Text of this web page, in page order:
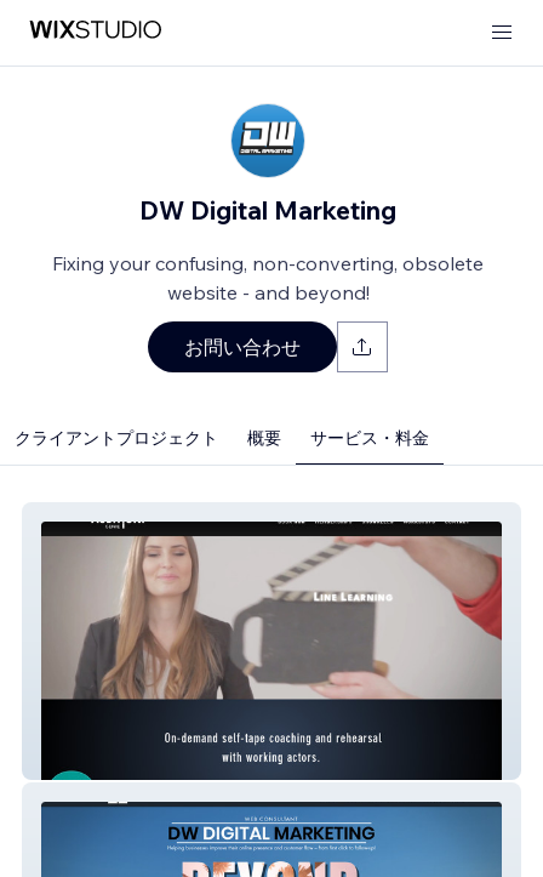
DW Digital Marketing
Fixing your confusing, non-converting, obsolete
website - and beyond!
お問い合わせ
クライアントプロジェクト 概要 サービス・料金